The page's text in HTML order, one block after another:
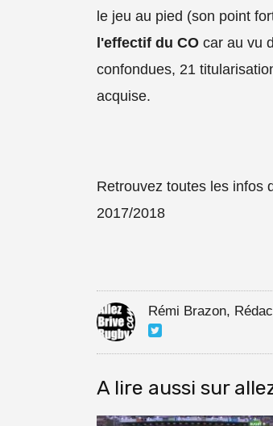
le jeu au pied (son point
l'effectif du CO car au vu
confondues, 21
acquise.
Retrouvez toutes les infos
2017/2018
Rémi Brazon,
A lire aussi sur